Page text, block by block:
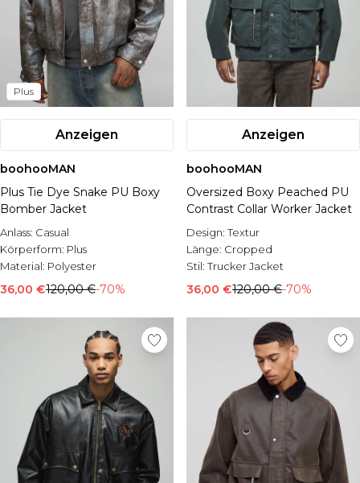
Plus
Anzeigen
boohooMAN
Plus Tie Dye Snake PU Boxy
Bomber Jacket
Anlass: Casual
Körperform: Plus
Material: Polyester
36,00 €120,00 €-70%
Anzeigen
boohooMAN
Oversized Boxy Peached PU
Contrast Collar Worker Jacket
Design:Textur
Länge: Cropped
Stil:Trucker Jacket
36,00 €120,00 €-70%